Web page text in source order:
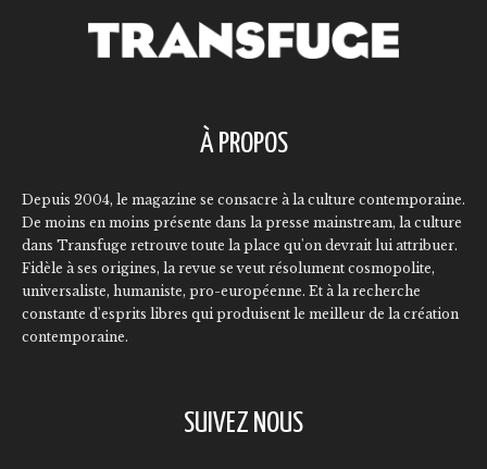
À PROPOS
Depuis 2004, le magazine se consacre à la culture contemporaine.
De moins en moins présente dans la presse mainstream, la culture
dans Transfuge retrouve toute la place qu'on devrait lui attribuer.
Fidèle à ses origines, la revue se veut résolument cosmopolite,
universaliste, humaniste, pro-européenne. Et à la recherche
constante d'esprits libres qui produisent le meilleur de la création
contemporaine.
SUIVEZ NOUS